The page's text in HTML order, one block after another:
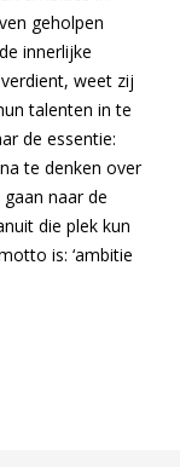
geholpen
innerlijke
weet zij
talenten in te
de essentie:
te denken over
naar de
die plek kun
is: ‘ambitie